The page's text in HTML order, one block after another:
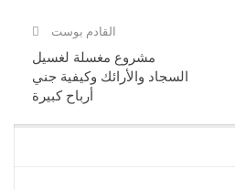
القادم بوست
مشروع مغسلة لغسيل
السجاد والأرائك وكيفية جني
أرباح كبيرة